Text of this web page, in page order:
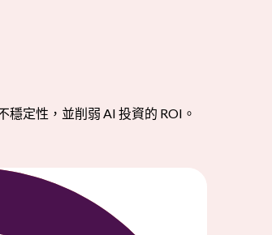
定性，並削弱 AI 投資的 ROI。